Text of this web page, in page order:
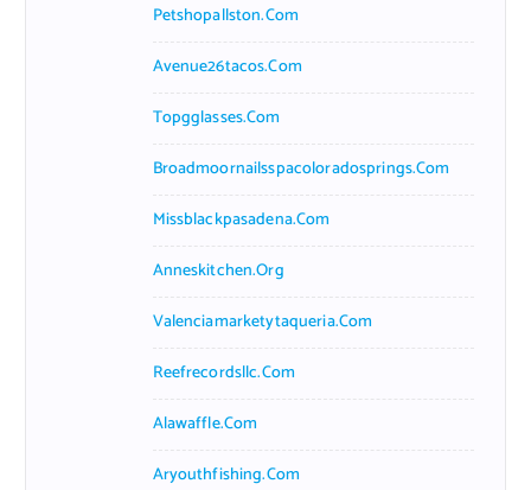
Petshopallston.com
Avenue26tacos.com
Topgglasses.com
Broadmoornailsspacoloradosprings.com
Missblackpasadena.com
Anneskitchen.org
Valenciamarketytaqueria.com
Reefrecordsllc.com
Alawaffle.com
Aryouthfishing.com